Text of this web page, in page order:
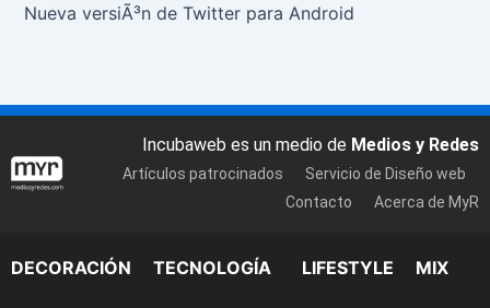
Nueva versiÃ³n de Twitter para Android
Incubaweb es un medio de Medios y Redes
Artículos patrocinados
Servicio de Diseño web
Contacto
Acerca de MyR
DECORACIÓN TECNOLOGÍA LIFESTYLE MIX